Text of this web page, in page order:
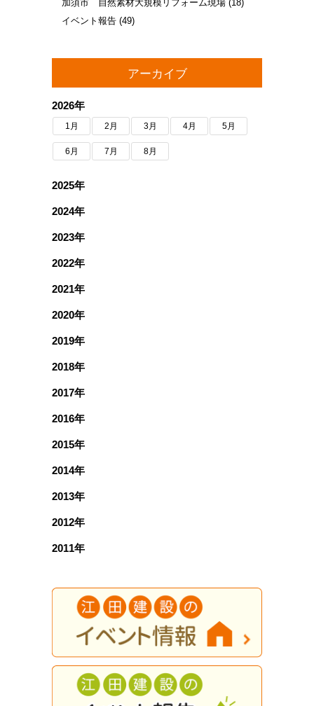
加須市 自然素材大規模リフォーム現場 (18)
イベント報告 (49)
アーカイブ
2026年
1月 2月 3月 4月 5月
6月 7月 8月
2025年
2024年
2023年
2022年
2021年
2020年
2019年
2018年
2017年
2016年
2015年
2014年
2013年
2012年
2011年